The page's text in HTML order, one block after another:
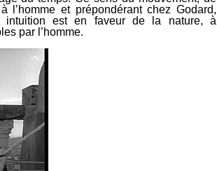
l’homme et prépondérant chez Godard,
intuition est en faveur de la nature, à
par l’homme.